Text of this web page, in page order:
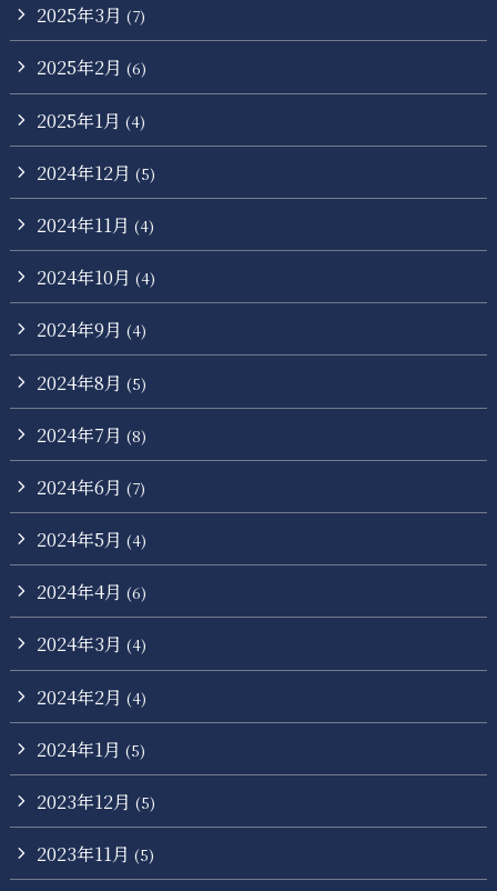
2025年3月 (7)
2025年2月 (6)
2025年1月 (4)
2024年12月 (5)
2024年11月 (4)
2024年10月 (4)
2024年9月 (4)
2024年8月 (5)
2024年7月 (8)
2024年6月 (7)
2024年5月 (4)
2024年4月 (6)
2024年3月 (4)
2024年2月 (4)
2024年1月 (5)
2023年12月 (5)
2023年11月 (5)